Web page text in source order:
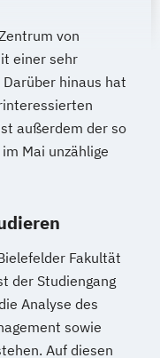
von
einer sehr
hinaus hat
außerdem der so
Mai unzählige
Fakultät
der Studiengang
Analyse des
sowie
Auf diesen